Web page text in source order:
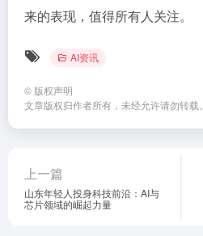
来的表现，值得所有人关注。
AI资讯
© 版权声明
文章版权归作者所有，未经允许请勿转载。
上一篇
山东年轻人投身科技前沿：AI与
芯片领域的崛起力量